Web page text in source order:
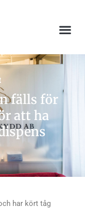
fälls för
att ha
har kört tåg